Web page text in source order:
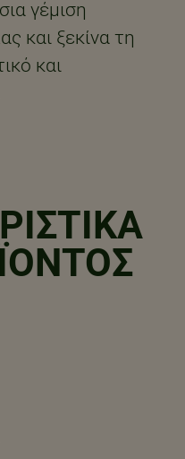
γέμιση
και ξεκίνα τη
και